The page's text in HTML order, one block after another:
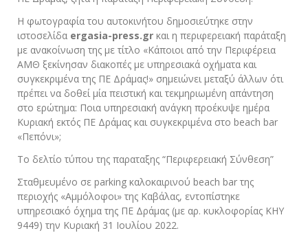
Η φωτογραφία του αυτοκινήτου δημοσιεύτηκε στην
ιστοσελίδα ergasia-press.gr και η περιφερειακή παράταξη
με ανακοίνωση της με τίτλο «Κάποιοι από την Περιφέρεια
ΑΜΘ ξεκίνησαν διακοπές με υπηρεσιακά οχήματα και
συγκεκριμένα της ΠΕ Δράμας!» σημειώνει μεταξύ άλλων ότι
πρέπει να δοθεί μία πειστική και τεκμηριωμένη απάντηση
στο ερώτημα: Ποια υπηρεσιακή ανάγκη προέκυψε ημέρα
Κυριακή εκτός ΠΕ Δράμας και συγκεκριμένα στο beach bar
«Πεπόνι»;
Το δελτίο τύπου της παραταξης “Περιφερειακή Σύνθεση”
Σταθμευμένο σε parking καλοκαιρινού beach bar της
περιοχής «Αμμόλοφοι» της Καβάλας, εντοπίστηκε
υπηρεσιακό όχημα της ΠΕ Δράμας (με αρ. κυκλοφορίας ΚΗΥ
9449) την Κυριακή 31 Ιουλίου 2022.